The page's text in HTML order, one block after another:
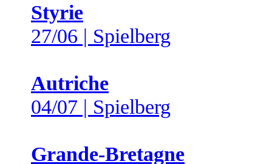
Styrie
27/06 | Spielberg
Autriche
04/07 | Spielberg
Grande-Bretagne